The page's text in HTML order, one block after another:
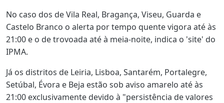
No caso dos de Vila Real, Bragança, Viseu, Guarda e
Castelo Branco o alerta por tempo quente vigora até às
21:00 e o de trovoada até à meia-noite, indica o 'site' do
IPMA.
Já os distritos de Leiria, Lisboa, Santarém, Portalegre,
Setúbal, Évora e Beja estão sob aviso amarelo até às
21:00 exclusivamente devido à "persistência de valores